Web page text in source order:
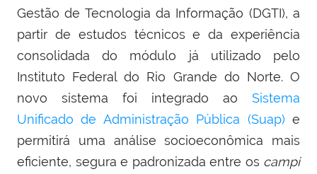
Gestão de Tecnologia da Informação (DGTI), a
partir de estudos técnicos e da experiência
consolidada do módulo já utilizado pelo
Instituto Federal do Rio Grande do Norte. O
novo sistema foi integrado ao Sistema
Unificado de Administração Pública (Suap) e
permitirá uma análise socioeconômica mais
eficiente, segura e padronizada entre os campi